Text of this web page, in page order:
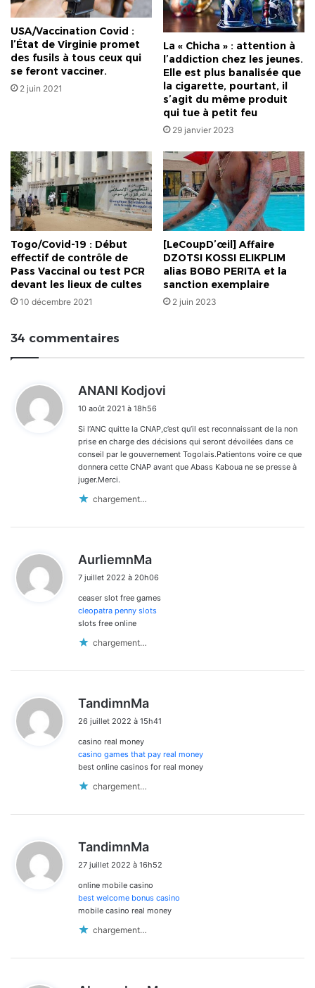
USA/Vaccination Covid :
l’État de Virginie promet
des fusils à tous ceux qui
se feront vacciner.
2 juin 2021
La « Chicha » : attention à
l’addiction chez les jeunes.
Elle est plus banalisée que
la cigarette, pourtant, il
s’agit du même produit
qui tue à petit feu
29 janvier 2023
Togo/Covid-19 : Début
effectif de contrôle de
Pass Vaccinal ou test PCR
devant les lieux de cultes
10 décembre 2021
[LeCoupD’œil] Affaire
DZOTSI KOSSI ELIKPLIM
alias BOBO PERITA et la
sanction exemplaire
2 juin 2023
34 commentaires
ANANI Kodjovi
:
10 août 2021 à 18h56
Si l’ANC quitte la CNAP,c’est qu’il est reconnaissant de la non
prise en charge des décisions qui seront dévoilées dans ce
conseil par le gouvernement Togolais.Patientons voire ce que
donnera cette CNAP avant que Abass Kaboua ne se presse à
juger.Merci.
chargement…
AurliemnMa
t
:
7 juillet 2022 à 20h06
ceaser slot free games
cleopatra penny slots
slots free online
chargement…
TandimnMa
t
:
26 juillet 2022 à 15h41
casino real money
casino games that pay real money
best online casinos for real money
chargement…
TandimnMa
t
:
27 juillet 2022 à 16h52
online mobile casino
best welcome bonus casino
mobile casino real money
chargement…